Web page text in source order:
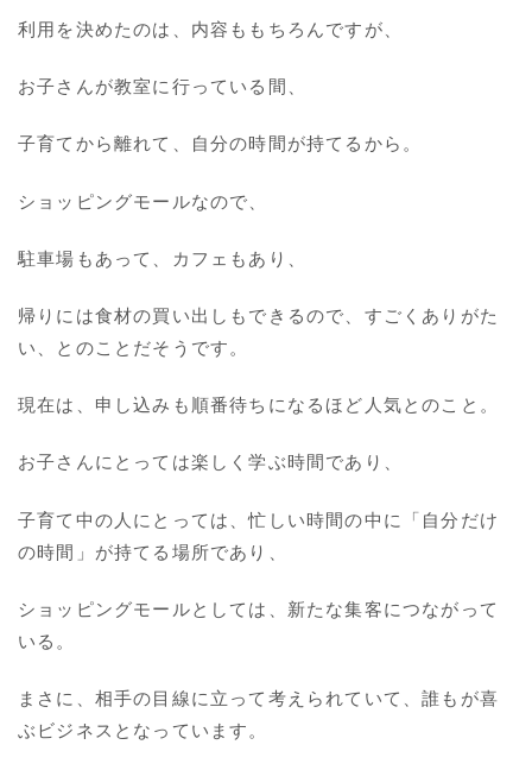
利用を決めたのは、内容ももちろんですが、
お子さんが教室に行っている間、
子育てから離れて、自分の時間が持てるから。
ショッピングモールなので、
駐車場もあって、カフェもあり、
帰りには食材の買い出しもできるので、すごくありがた
い、とのことだそうです。
現在は、申し込みも順番待ちになるほど人気とのこと。
お子さんにとっては楽しく学ぶ時間であり、
子育て中の人にとっては、忙しい時間の中に「自分だけ
の時間」が持てる場所であり、
ショッピングモールとしては、新たな集客につながって
いる。
まさに、相手の目線に立って考えられていて、誰もが喜
ぶビジネスとなっています。